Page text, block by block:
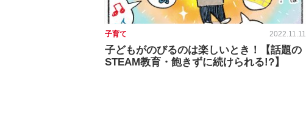
子育て 2022.11.11
子どもがのびるのは楽しいとき！【話題の
STEAM教育・飽きずに続けられる!?】